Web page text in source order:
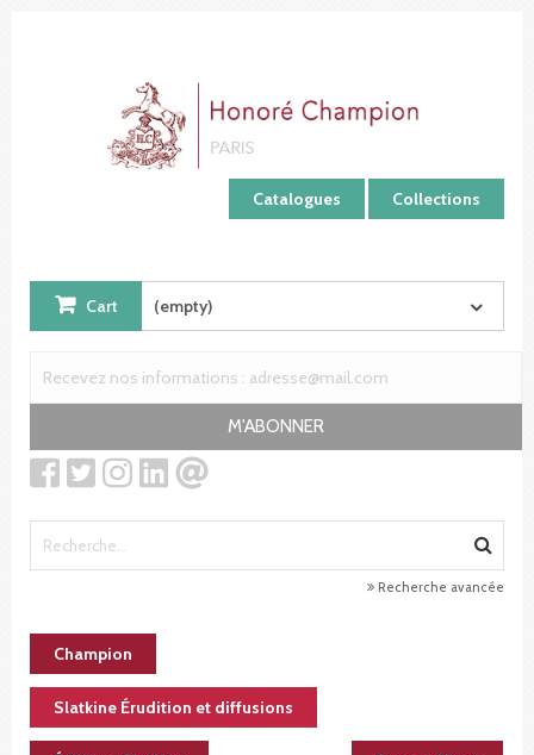
Catalogues Collections
Cart (empty)
M'ABONNER
Recherche avancée
Champion
Slatkine Érudition et diffusions